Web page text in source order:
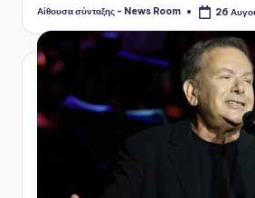
Συγγραφέας:
Αίθουσα σύνταξης - News Room 26